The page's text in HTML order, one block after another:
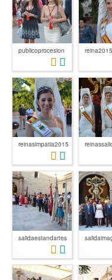
publicoprocesion reina2015
reinasimpatia2015
salidaestandartes